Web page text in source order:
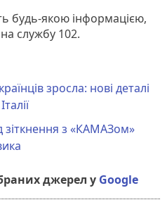
будь-якою інформацією,
службу 102.
зросла: нові деталі
зіткнення з «КАМАЗом»
джерел у Google